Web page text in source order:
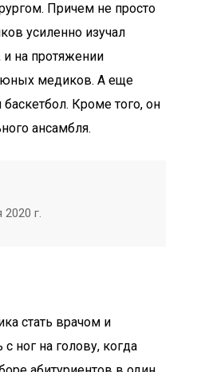
Причем не просто
усиленно изучал
на протяжении
юных медиков. А еще
Кроме того, он
ансамбля.
г.
стать врачом и
ног на голову, когда